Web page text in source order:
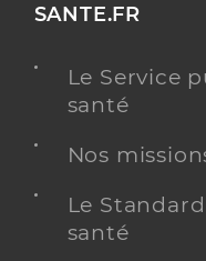
SANTE.FR
Le Service
santé
Nos
Le
santé